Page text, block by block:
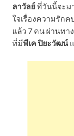
ลาวัลย์ที่วันนี้จะม
ใจเรื่องความรัก
แล้ว 7 คน ผ่านทา
ที่มีพีเค ปิยะวัฒน์